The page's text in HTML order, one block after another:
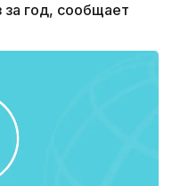
за год, сообщает